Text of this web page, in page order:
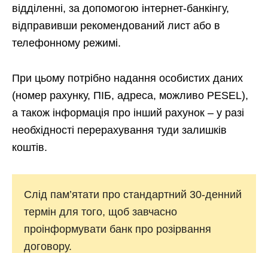
відділенні, за допомогою інтернет-банкінгу,
відправивши рекомендований лист або в
телефонному режимі.
При цьому потрібно надання особистих даних
(номер рахунку, ПІБ, адреса, можливо PESEL),
а також інформація про інший рахунок – у разі
необхідності перерахування туди залишків
коштів.
Слід пам’ятати про стандартний 30-денний
термін для того, щоб завчасно
проінформувати банк про розірвання
договору.